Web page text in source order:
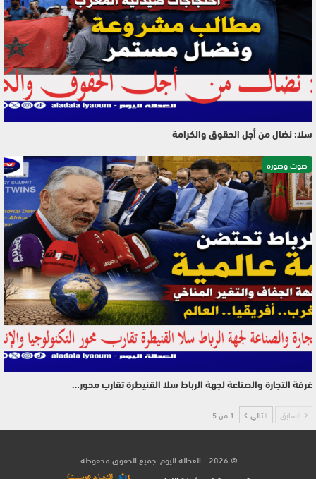
سلا: نضال من أجل الحقوق والكرامة
صوت وصورة
غرفة التجارة والصناعة لجهة الرباط سلا القنيطرة تقارب محور…
السابق التالي 1 من 5
© 2026 - العدالة اليوم. جميع الحقوق محفوظة.